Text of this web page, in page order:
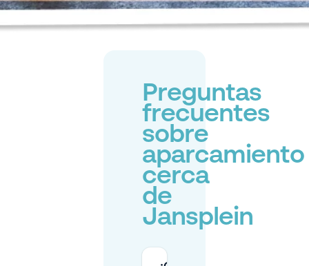
Preguntas
frecuentes
sobre
aparcamiento
cerca
de
Jansplein